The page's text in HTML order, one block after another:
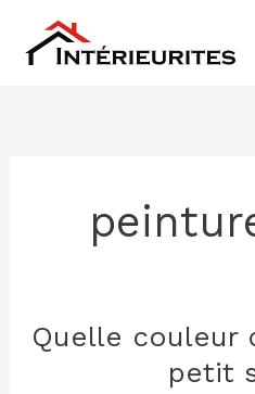
contenu
Quelle couleur
petit
Quelle